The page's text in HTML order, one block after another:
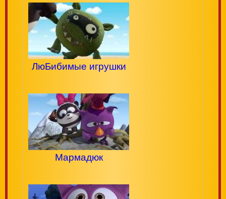
ЛюБибимые игрушки
Мармадюк